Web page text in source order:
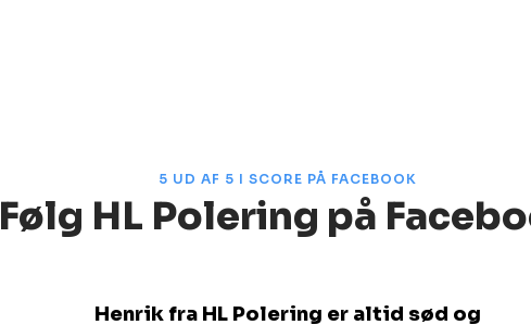
​5 UD AF 5 I SCORE PÅ FACEBOOK
Følg HL Polering på
Henrik fra HL Polering er altid sød og